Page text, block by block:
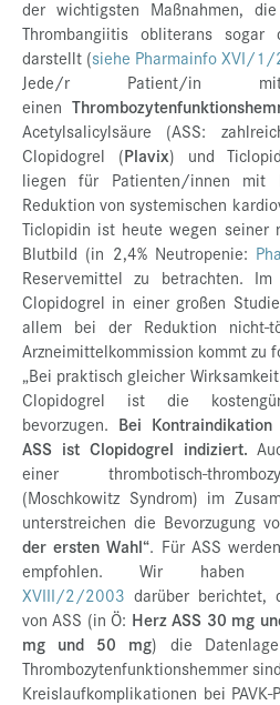
der wichtigsten Maßnahmen,
Thrombangiitis obliterans sogar
darstellt (siehe Pharmainfo XVI/1/
Jede/r Patient/in
einen
Acetylsalicylsäure (ASS:
Clopidogrel (Plavix) und
liegen für Patienten/innen mit
Reduktion von systemischen
Ticlopidin ist heute wegen seiner
Blutbild (in 2,4% Neutropenie:
Reservemittel zu betrachten.
Clopidogrel in einer großen
allem bei der Reduktion nicht-
Arzneimittelkommission kommt zu
„Bei praktisch gleicher
Clopidogrel ist die
bevorzugen. Bei Kontraindikation
ASS ist Clopidogrel indiziert.
einer thrombotisch-
(Moschkowitz Syndrom) im
unterstreichen die Bevorzugung
der ersten Wahl“. Für ASS
empfohlen. Wir
XVIII/2/2003 darüber berichtet,
von ASS (in Ö: Herz ASS 30 mg
mg und 50 mg) die
Thrombozytenfunktionshemmer
Kreislaufkomplikationen bei